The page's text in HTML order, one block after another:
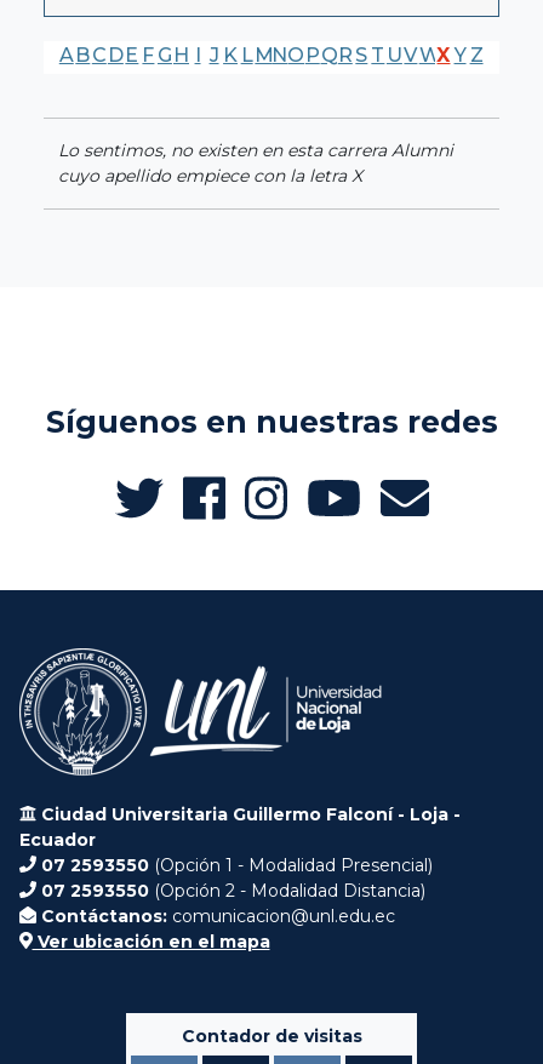
A BC DE F G H I J K LMNO PQR S T UVWXY Z
Lo sentimos, no existen en esta carrera Alumni
cuyo apellido empiece con la letra X
Síguenos en nuestras redes
Ciudad Universitaria Guillermo Falconí - Loja -
Ecuador
07 2593550 (Opción 1 - Modalidad Presencial)
07 2593550 (Opción 2 - Modalidad Distancia)
Contáctanos: comunicacion@unl.edu.ec
Ver ubicación en el mapa
Contador de visitas